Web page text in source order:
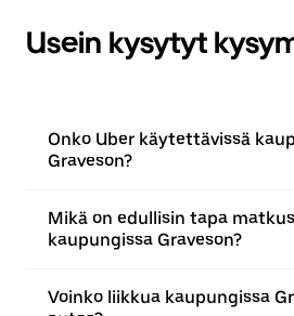
Usein kysytyt
Onko Uber käytettävissä
Graveson?
Mikä on edullisin tapa
kaupungissa Graveson?
Voinko liikkua kaupungissa